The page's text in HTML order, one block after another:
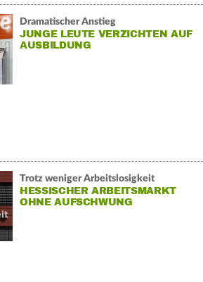
Dramatischer Anstieg
JUNGE LEUTE VERZICHTEN AUF
AUSBILDUNG
Trotz weniger Arbeitslosigkeit
HESSISCHER ARBEITSMARKT
OHNE AUFSCHWUNG